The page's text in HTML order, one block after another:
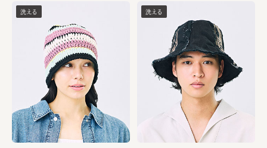
洗える 洗える